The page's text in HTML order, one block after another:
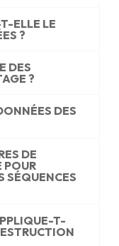
ELLE LE
?
DES
?
DES
DE
POUR
SÉQUENCES
T-